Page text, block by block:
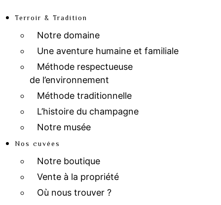
Terroir & Tradition
Notre domaine
Une aventure humaine et familiale
Méthode respectueuse
de l’environnement
Méthode traditionnelle
L’histoire du champagne
Notre musée
Nos cuvées
Notre boutique
Vente à la propriété
Où nous trouver ?